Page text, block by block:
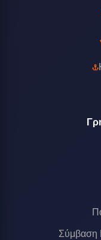
Σύμβαση